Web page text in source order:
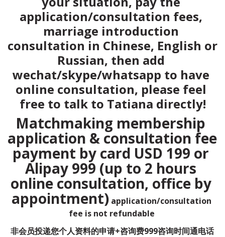
application/consultation fees,
marriage introduction
consultation in Chinese, English or
Russian, then add
wechat/skype/whatsapp to have
online consultation, please feel
free to talk to Tatiana directly!
Matchmaking membership
application & consultation fee
payment by card USD 199 or
Alipay 999 (up to 2 hours
online consultation, office by
appointment) application/consultation
fee is not refundable
非会员投递您个人资料的申请+咨询费999咨询时间通电话